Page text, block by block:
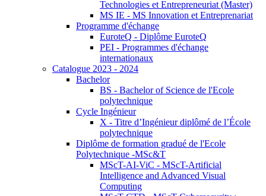
Technologies et Entrepreneuriat (Master)
MS IE - MS Innovation et Entreprenariat
Programme d'échange
EuroteQ - Diplôme EuroteQ
PEI - Programmes d'échange
internationaux
Catalogue 2023 - 2024
Bachelor
BS - Bachelor of Science de l'Ecole
polytechnique
Cycle Ingénieur
X - Titre d’Ingénieur diplômé de l’École
polytechnique
Diplôme de formation gradué de l'Ecole
Polytechnique -MSc&T
MScT-AI-ViC - MScT-Artificial
Intelligence and Advanced Visual
Computing